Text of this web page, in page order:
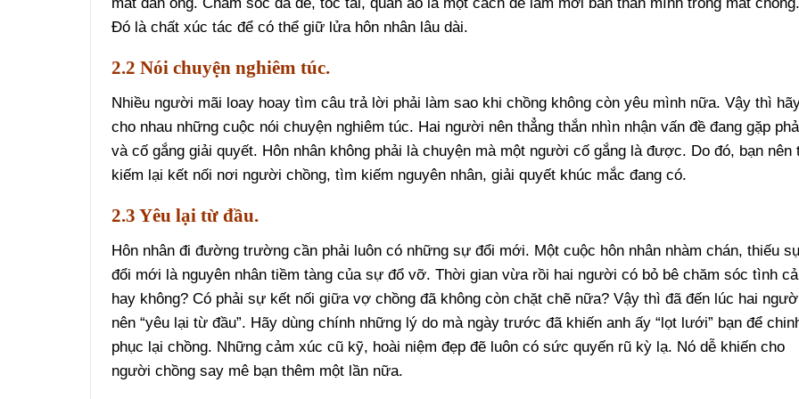
mắt đàn ông. Chăm sóc da dẻ, tóc tai, quần áo là một cách để làm mới bản thân mình trong mắt
Đó là chất xúc tác để có thể giữ lửa hôn nhân lâu dài.
2.2 Nói chuyện nghiêm túc.
Nhiều người mãi loay hoay tìm câu trả lời phải làm sao khi chồng không còn yêu mình nữa. Vậy thì
cho nhau những cuộc nói chuyện nghiêm túc. Hai người nên thẳng thắn nhìn nhận vấn đề đang gặp
và cố gắng giải quyết. Hôn nhân không phải là chuyện mà một người cố gắng là được. Do đó, bạn nên
kiếm lại kết nối nơi người chồng, tìm kiếm nguyên nhân, giải quyết khúc mắc đang có.
2.3 Yêu lại từ đầu.
Hôn nhân đi đường trường cần phải luôn có những sự đổi mới. Một cuộc hôn nhân nhàm chán, thiếu
đổi mới là nguyên nhân tiềm tàng của sự đổ vỡ. Thời gian vừa rồi hai người có bỏ bê chăm sóc tình
hay không? Có phải sự kết nối giữa vợ chồng đã không còn chặt chẽ nữa? Vậy thì đã đến lúc hai
nên “yêu lại từ đầu”. Hãy dùng chính những lý do mà ngày trước đã khiến anh ấy “lọt lưới” bạn để
phục lại chồng. Những cảm xúc cũ kỹ, hoài niệm đẹp đẽ luôn có sức quyến rũ kỳ lạ. Nó dễ khiến cho
người chồng say mê bạn thêm một lần nữa.